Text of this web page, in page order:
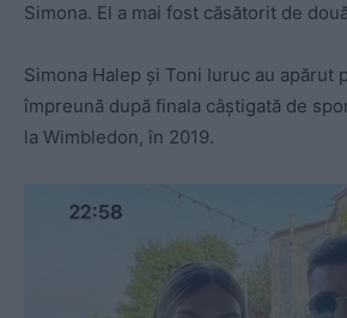
Simona. El a mai fost căsătorit de
Simona Halep și Toni Iuruc au apărut
împreună după finala câștigată de
la Wimbledon, în 2019.